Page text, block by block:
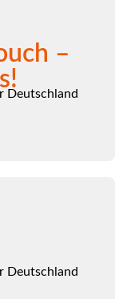
–
Deutschland
Deutschland